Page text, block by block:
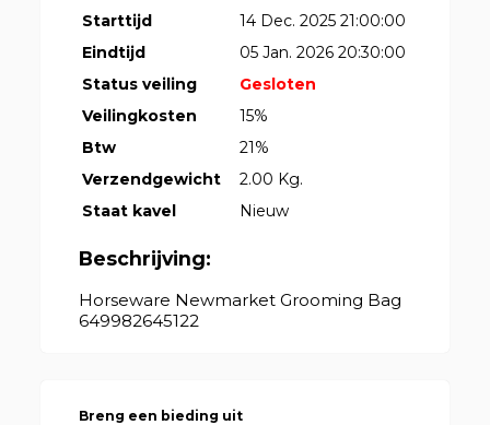
Starttijd
14 Dec. 2025 21:00:00
Eindtijd
05 Jan. 2026 20:30:00
Status veiling
Gesloten
Veilingkosten
15%
Btw
21%
Verzendgewicht
2.00 Kg.
Staat kavel
Nieuw
Beschrijving:
Horseware Newmarket Grooming Bag
649982645122
Breng een bieding uit